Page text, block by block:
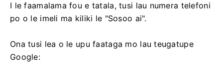
I le faamalama fou e tatala, tusi lau numera telefoni
po o le imeli ma kiliki le "Sosoo ai".
Ona tusi lea o le upu faataga mo lau teugatupe
Google: